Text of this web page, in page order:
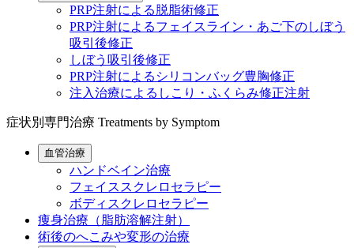
PRP注射による脱脂術修正
PRP注射によるフェイスライン・あご下のしぼう
吸引後修正
しぼう吸引後修正
PRP注射によるシリコンバッグ豊胸修正
注入治療によるしこり・ふくらみ修正注射
症状別専門治療 Treatments by Symptom
血管治療
ハンドベイン治療
フェイススクレロセラピー
ボディスクレロセラピー
痩身治療（脂肪溶解注射）
術後のへこみや変形の治療